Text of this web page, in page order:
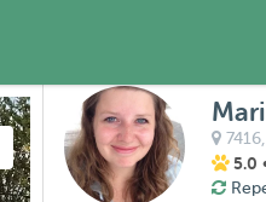
7416,
5.0